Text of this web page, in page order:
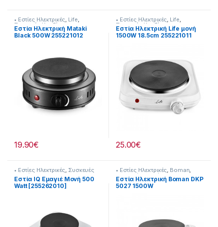
• Εστίες Ηλεκτρικές, Life,
Συσκευές Κουζίνας
Εστία Ηλεκτρική Mataki
Black 500W 255221012
19.90€
• Εστίες Ηλεκτρικές, Life,
Συσκευές Κουζίνας
Εστία Ηλεκτρική Life μονή
1500W 18.5cm 255221011
25.00€
• Εστίες Ηλεκτρικές, Συσκευές
Κουζίνας
Εστία IQ Εμαγιέ Μονή 500
Watt [255262010]
• Εστίες Ηλεκτρικές, Boman,
Συσκευές Κουζίνας
Εστία Ηλεκτρική Boman DKP
5027 1500W